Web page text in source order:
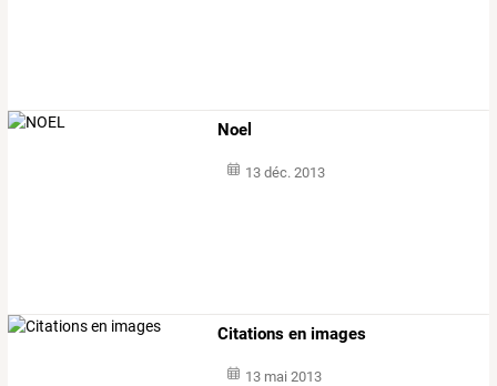
Noel
13 déc. 2013
Citations en images
13 mai 2013